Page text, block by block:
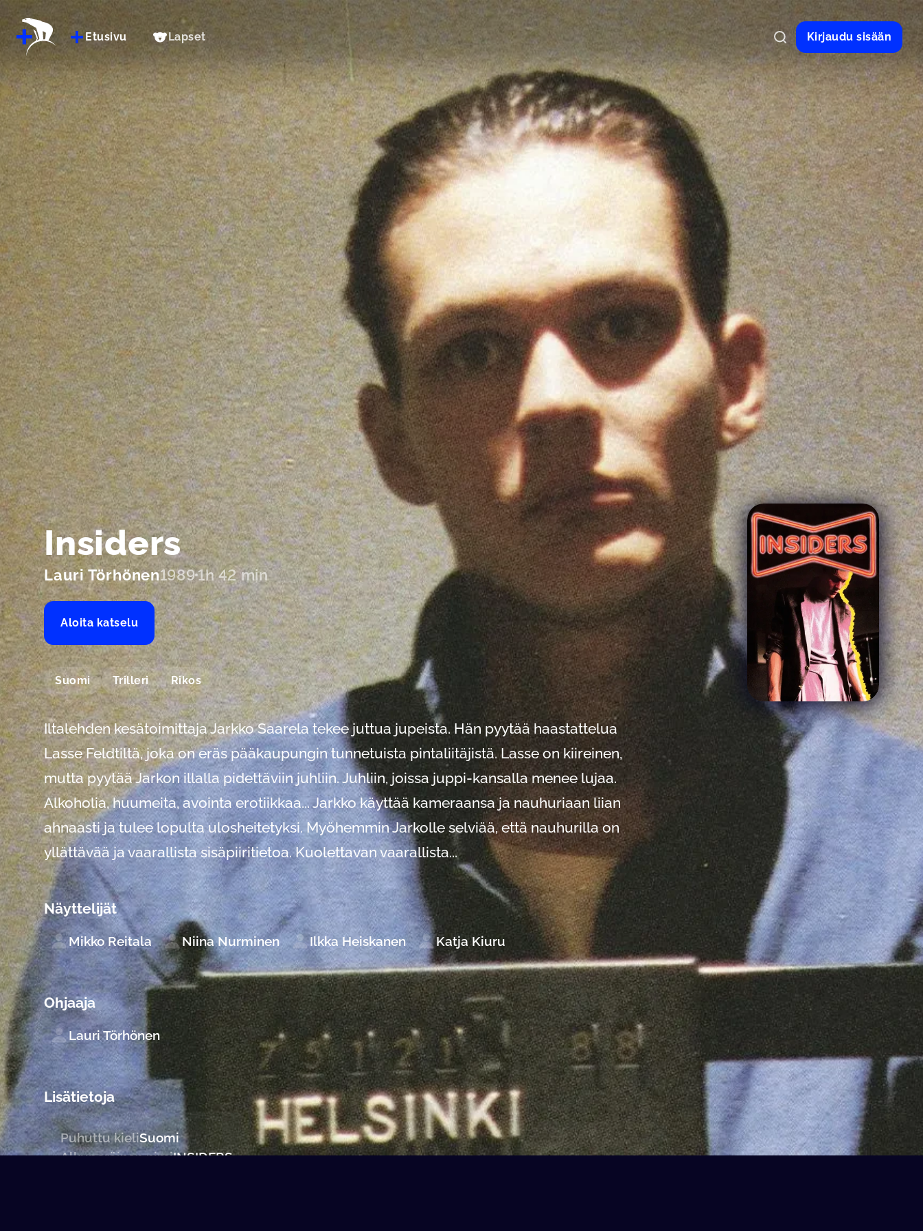
Etusivu Lapset Kirjaudu sisään
Insiders
Lauri Törhönen19891h 42 min
Aloita katselu
Suomi Trilleri Rikos
Iltalehden kesätoimittaja Jarkko Saarela tekee juttua jupeista. Hän pyytää haastattelua
Lasse Feldtiltä, joka on eräs pääkaupungin tunnetuista pintaliitäjistä. Lasse on kiireinen,
mutta pyytää Jarkon illalla pidettäviin juhliin. Juhliin, joissa juppi-kansalla menee lujaa.
Alkoholia, huumeita, avointa erotiikkaa... Jarkko käyttää kameraansa ja nauhuriaan liian
ahnaasti ja tulee lopulta ulosheitetyksi. Myöhemmin Jarkolle selviää, että nauhurilla on
yllättävää ja vaarallista sisäpiiritietoa. Kuolettavan vaarallista...
Näyttelijät
Mikko Reitala Niina Nurminen Ilkka Heiskanen Katja Kiuru
Ohjaaja
Lauri Törhönen
Lisätietoja
Puhuttu kieliSuomi
Alkuperäinen nimiINSIDERS